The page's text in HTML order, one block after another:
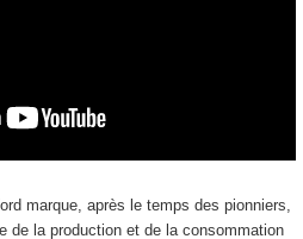
marque, après le temps des pionniers,
de la production et de la consommation